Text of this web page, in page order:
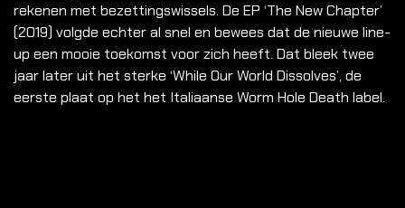
rekenen met bezettingswissels. De EP ‘The New Chapter’
(2019) volgde echter al snel en bewees dat de nieuwe line-
up een mooie toekomst voor zich heeft. Dat bleek twee
jaar later uit het sterke ‘While Our World Dissolves’, de
eerste plaat op het het Italiaanse Worm Hole Death label.